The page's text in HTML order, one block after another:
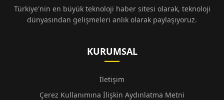
Türkiye'nin en büyük teknoloji haber sitesi olarak, teknoloji
dünyasından gelişmeleri anlık olarak paylaşıyoruz.
KURUMSAL
İletişim
Çerez Kullanımına İlişkin Aydınlatma Metni